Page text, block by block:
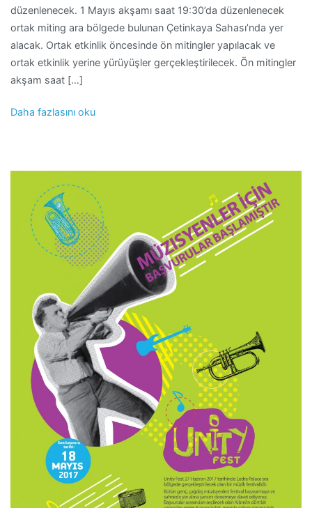
düzenlenecek. 1 Mayıs akşamı saat 19:30’da düzenlenecek
ortak miting ara bölgede bulunan Çetinkaya Sahası’nda yer
alacak. Ortak etkinlik öncesinde ön mitingler yapılacak ve
ortak etkinlik yerine yürüyüşler gerçekleştirilecek. Ön mitingler
akşam saat […]
Daha fazlasını oku